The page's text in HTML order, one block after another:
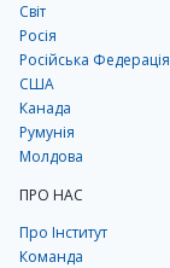
Світ
Росія
Російська Федерація
США
Канада
Румунія
Молдова
ПРО НАС
Про Інститут
Команда